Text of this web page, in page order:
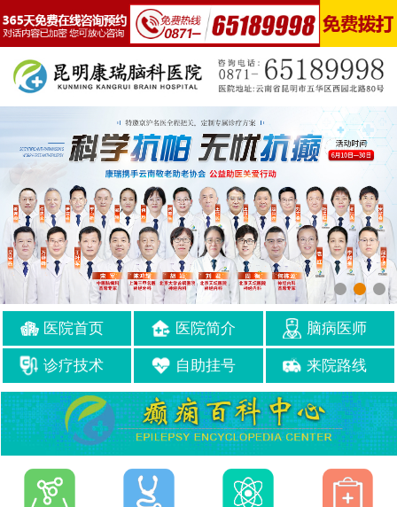
医院首页 医院简介 脑病医师
诊疗技术 自助挂号 来院路线